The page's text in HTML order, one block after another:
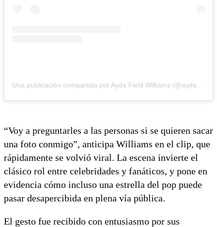
“Voy a preguntarles a las personas si se quieren sacar
una foto conmigo”, anticipa Williams en el clip, que
rápidamente se volvió viral. La escena invierte el
clásico rol entre celebridades y fanáticos, y pone en
evidencia cómo incluso una estrella del pop puede
pasar desapercibida en plena vía pública.
El gesto fue recibido con entusiasmo por sus